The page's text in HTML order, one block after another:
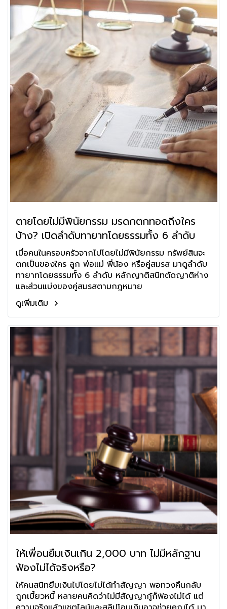
ตายโดยไม่มีพินัยกรรม มรดกตกทอดถึงใคร
บ้าง? เปิดลำดับทายาทโดยธรรมทั้ง 6 ลำดับ
เมื่อคนในครอบครัวจากไปโดยไม่มีพินัยกรรม ทรัพย์สินจะ
ตกเป็นของใคร ลูก พ่อแม่ พี่น้อง หรือคู่สมรส มาดูลำดับ
ทายาทโดยธรรมทั้ง 6 ลำดับ หลักญาติสนิทตัดญาติห่าง
และส่วนแบ่งของคู่สมรสตามกฎหมาย
ดูเพิ่มเติม
ให้เพื่อนยืมเงินเกิน 2,000 บาท ไม่มีหลักฐาน
ฟ้องไม่ได้จริงหรือ?
ให้คนสนิทยืมเงินไปโดยไม่ได้ทำสัญญา พอทวงคืนกลับ
ถูกเบี้ยวหนี้ หลายคนคิดว่าไม่มีสัญญากู้ก็ฟ้องไม่ได้ แต่